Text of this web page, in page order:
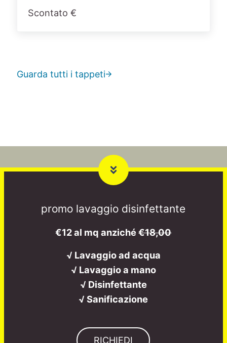
Scontato €
Guarda tutti i tappeti
promo lavaggio disinfettante
€12 al mq anziché€18,00
√ Lavaggio ad acqua
√ Lavaggio a mano
√ Disinfettante
√ Sanificazione
RICHIEDI